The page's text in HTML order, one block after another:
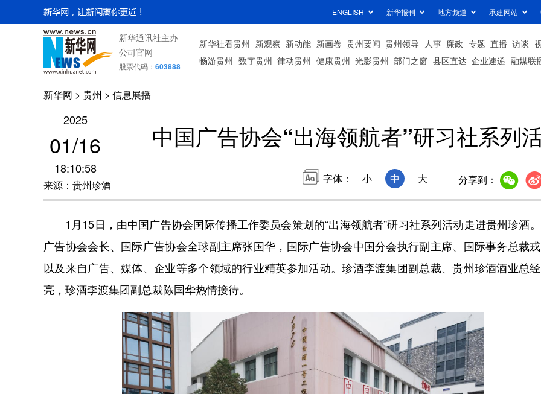
ENGLISH 新华报刊 地方频道 承建网站
新华通讯社主办
公司官网
股票代码： 603888
新华社看贵州 新观察 新动能 新画卷 贵州要闻 贵州领导 人事 廉政 专题 直播 访谈
畅游贵州 数字贵州 律动贵州 健康贵州 光影贵州 部门之窗 县区直达 企业速递 融媒联
新华网 > 贵州 > 信息展播
2025
01/16
18:10:58
来源：贵州珍酒
中国广告协会“出海领航者”研习社系列
字体： 小 中 大 分享到：
1月15日，由中国广告协会国际传播工作委员会策划的“出海领航者”研习社系列活动走进贵州珍酒
广告协会会长、国际广告协会全球副主席张国华，国际广告协会中国分会执行副主席、国际事务总裁
以及来自广告、媒体、企业等多个领域的行业精英参加活动。珍酒李渡集团副总裁、贵州珍酒酒业总
亮，珍酒李渡集团副总裁陈国华热情接待。